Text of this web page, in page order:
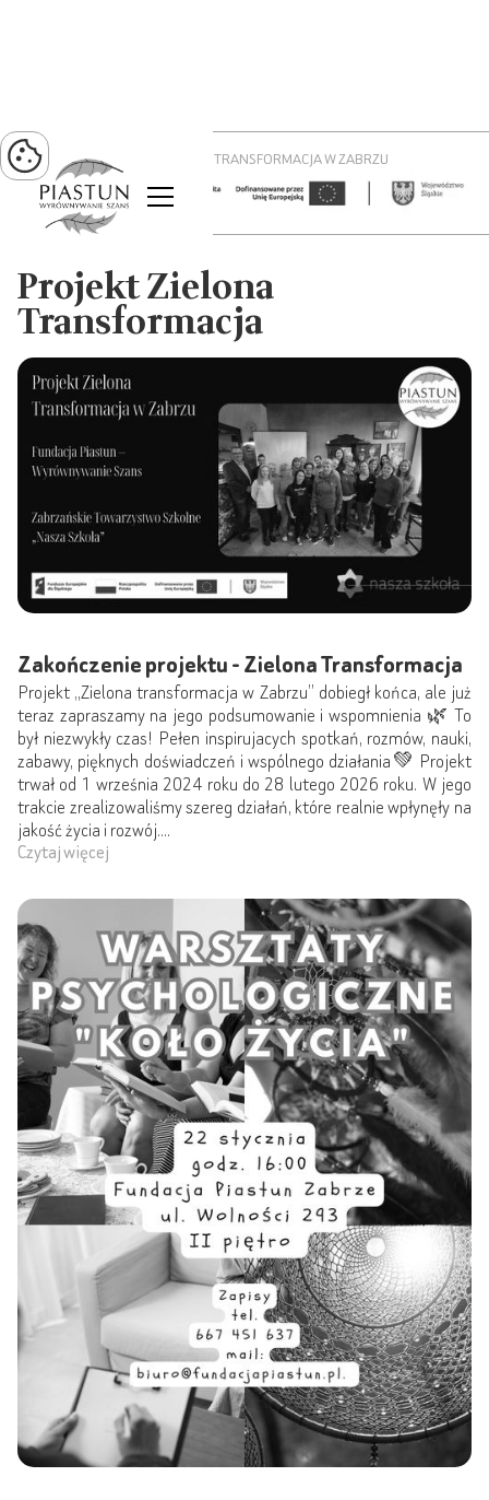
PROJEKT ZIELONA TRANSFORMACJA W ZABRZU
Projekt Zielona
Transformacja
Zakończenie projektu - Zielona Transformacja
Projekt „Zielona transformacja w Zabrzu” dobiegł końca, ale już
teraz zapraszamy na jego podsumowanie i wspomnienia 🌿 To
był niezwykły czas! Pełen inspirujacych spotkań, rozmów, nauki,
zabawy, pięknych doświadczeń i wspólnego działania💚 Projekt
trwał od 1 września 2024 roku do 28 lutego 2026 roku. W jego
trakcie zrealizowaliśmy szereg działań, które realnie wpłynęły na
jakość życia i rozwój....
Czytaj więcej